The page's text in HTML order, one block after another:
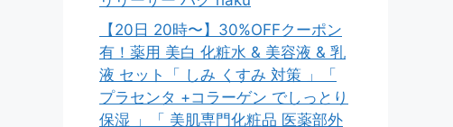
【20日 20時〜】30%OFFクーポン
有！薬用 美白 化粧水 & 美容液 & 乳
液 セット「 しみ くすみ 対策 」「
プラセンタ +コラーゲン でしっとり
保湿 」「 美肌専門化粧品 医薬部外